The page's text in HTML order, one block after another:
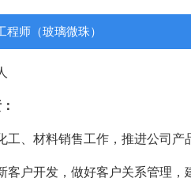
程师（玻璃微珠）
工、材料销售工作，推进公司产
客户开发，做好客户关系管理，